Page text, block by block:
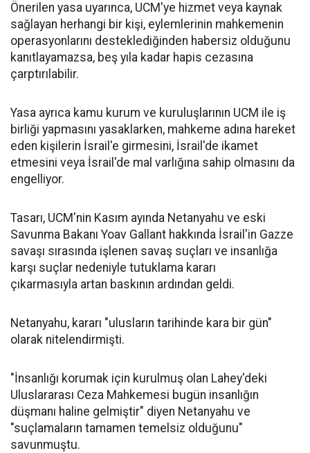
Önerilen yasa uyarınca, UCM'ye hizmet veya kaynak
sağlayan herhangi bir kişi, eylemlerinin mahkemenin
operasyonlarını desteklediğinden habersiz olduğunu
kanıtlayamazsa, beş yıla kadar hapis cezasına
çarptırılabilir.
Yasa ayrıca kamu kurum ve kuruluşlarının UCM ile iş
birliği yapmasını yasaklarken, mahkeme adına hareket
eden kişilerin İsrail'e girmesini, İsrail'de ikamet
etmesini veya İsrail'de mal varlığına sahip olmasını da
engelliyor.
Tasarı, UCM'nin Kasım ayında Netanyahu ve eski
Savunma Bakanı Yoav Gallant hakkında İsrail'in Gazze
savaşı sırasında işlenen savaş suçları ve insanlığa
karşı suçlar nedeniyle tutuklama kararı
çıkarmasıyla artan baskının ardından geldi.
Netanyahu, kararı "ulusların tarihinde kara bir gün"
olarak nitelendirmişti.
"İnsanlığı korumak için kurulmuş olan Lahey'deki
Uluslararası Ceza Mahkemesi bugün insanlığın
düşmanı haline gelmiştir" diyen Netanyahu ve
"suçlamaların tamamen temelsiz olduğunu"
savunmuştu.